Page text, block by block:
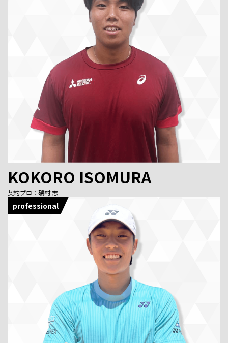
KOKORO ISOMURA
契約プロ：磯村 志
professional